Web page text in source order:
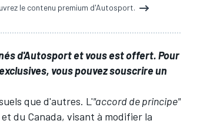
le contenu premium d'Autosport.
d'Autosport et vous est offert. Pour
vous pouvez souscrire un
que d'autres. L'"accord de principe"
du Canada, visant à modifier la